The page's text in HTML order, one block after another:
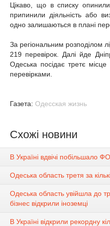
Цікаво, що в списку
припинили діяльність або
одно залишаються в плані
За регіональним розподілом
219 перевірок. Далі йде
Одеська посідає третє
перевірками.
Газета: Одесская жизнь
Схожі новини
В Україні вдвічі побільшало
Одеська область третя за
Одеська область увійшла до
бізнес відкрили іноземці
В Україні відкрили рекордну